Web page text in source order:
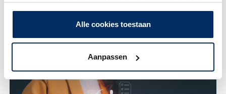
gebruiken.
Alle cookies toestaan
Aanpassen
Next Gen Business Programma Noord-Brabant – vanaf